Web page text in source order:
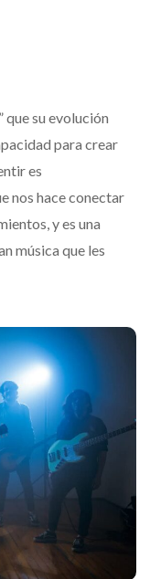
que su evolución
para crear
es
nos hace conectar
y es una
música que les